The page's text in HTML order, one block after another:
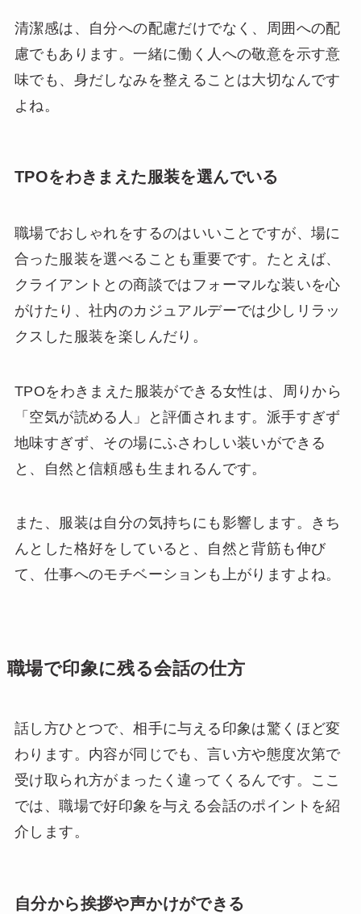
清潔感は、自分への配慮だけでなく、周囲への配
慮でもあります。一緒に働く人への敬意を示す意
味でも、身だしなみを整えることは大切なんです
よね。
TPOをわきまえた服装を選んでいる
職場でおしゃれをするのはいいことですが、場に
合った服装を選べることも重要です。たとえば、
クライアントとの商談ではフォーマルな装いを心
がけたり、社内のカジュアルデーでは少しリラッ
クスした服装を楽しんだり。
TPOをわきまえた服装ができる女性は、周りから
「空気が読める人」と評価されます。派手すぎず
地味すぎず、その場にふさわしい装いができる
と、自然と信頼感も生まれるんです。
また、服装は自分の気持ちにも影響します。きち
んとした格好をしていると、自然と背筋も伸び
て、仕事へのモチベーションも上がりますよね。
職場で印象に残る会話の仕方
話し方ひとつで、相手に与える印象は驚くほど変
わります。内容が同じでも、言い方や態度次第で
受け取られ方がまったく違ってくるんです。ここ
では、職場で好印象を与える会話のポイントを紹
介します。
自分から挨拶や声かけができる